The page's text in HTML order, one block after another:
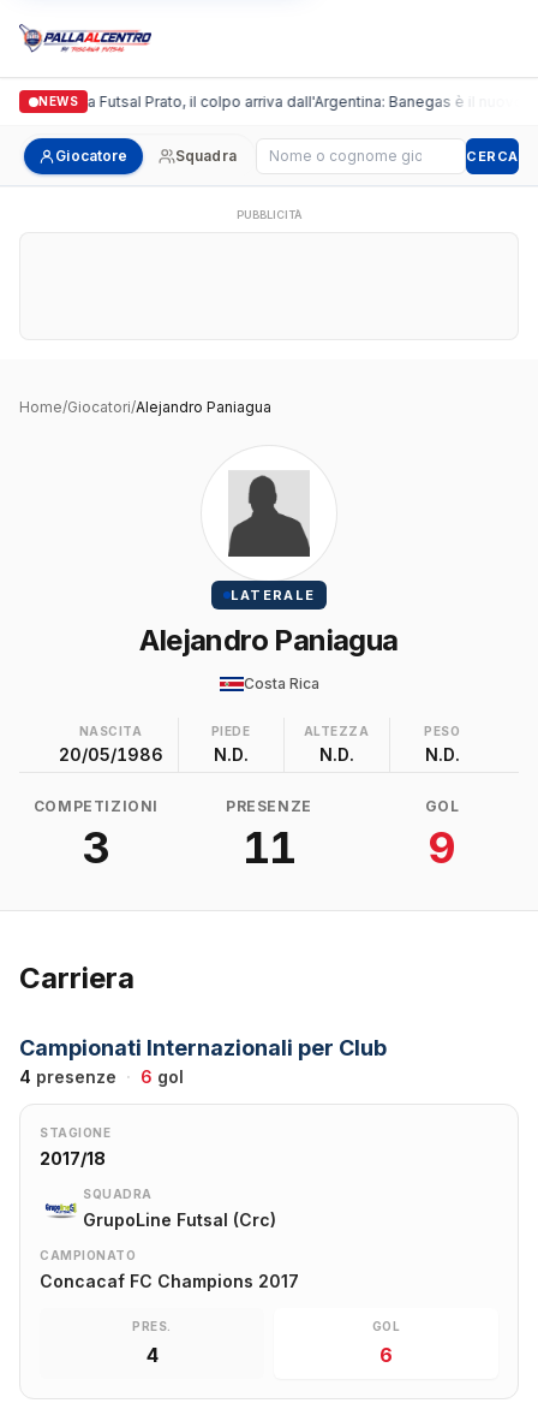
NEWS
Italgronda Futsal Prato, il colpo arriva dall'Argentina: Banegas è il nuovo
Giocatore Squadra Cerca giocatore CERCA
PUBBLICITÀ
Home/Giocatori/Alejandro Paniagua
LATERALE
Alejandro Paniagua
Costa Rica
NASCITA
20/05/1986
PIEDE
N.D.
ALTEZZA
N.D.
PESO
N.D.
COMPETIZIONI
3
PRESENZE
11
GOL
9
Carriera
Campionati Internazionali per Club
4 presenze · 6 gol
STAGIONE
2017/18
SQUADRA
GrupoLine Futsal (Crc)
CAMPIONATO
Concacaf FC Champions 2017
PRES.
4
GOL
6